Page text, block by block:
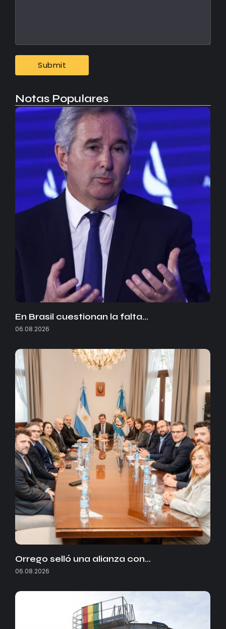
Notas Populares
En Brasil cuestionan la falta…
06.08.2026
Orrego selló una alianza con…
06.08.2026